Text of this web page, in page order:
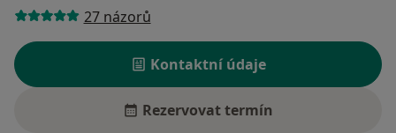
27 názorů
Kontaktní údaje
Rezervovat termín